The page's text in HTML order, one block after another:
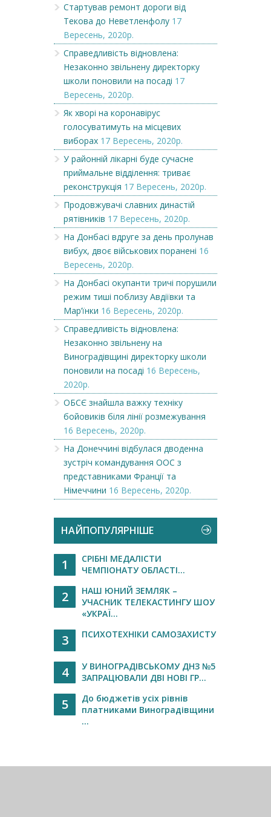
Стартував ремонт дороги від
Текова до Неветленфолу 17
Вересень, 2020р.
Справедливість відновлена:
Незаконно звільнену директорку
школи поновили на посаді 17
Вересень, 2020р.
Як хворі на коронавірус
голосуватимуть на місцевих
виборах 17 Вересень, 2020р.
У районній лікарні буде сучасне
приймальне відділення: триває
реконструкція 17 Вересень, 2020р.
Продовжувачі славних династій
рятівників 17 Вересень, 2020р.
На Донбасі вдруге за день пролунав
вибух, двоє військових поранені 16
Вересень, 2020р.
На Донбасі окупанти тричі порушили
режим тиші поблизу Авдіївки та
Мар’їнки 16 Вересень, 2020р.
Справедливість відновлена:
Незаконно звільнену на
Виноградівщині директорку школи
поновили на посаді 16 Вересень,
2020р.
ОБСЄ знайшла важку техніку
бойовиків біля лінії розмежування
16 Вересень, 2020р.
На Донеччині відбулася дводенна
зустріч командування ООС з
представниками Франції та
Німеччини 16 Вересень, 2020р.
НАЙПОПУЛЯРНІШЕ
1
СРІБНІ МЕДАЛІСТИ
ЧЕМПІОНАТУ ОБЛАСТІ...
2
НАШ ЮНИЙ ЗЕМЛЯК –
УЧАСНИК ТЕЛЕКАСТИНГУ ШОУ
«УКРАЇ...
3 ПСИХОТЕХНІКИ САМОЗАХИСТУ
4
У ВИНОГРАДІВСЬКОМУ ДНЗ №5
ЗАПРАЦЮВАЛИ ДВІ НОВІ ГР...
5
До бюджетів усіх рівнів
платниками Виноградівщини
...